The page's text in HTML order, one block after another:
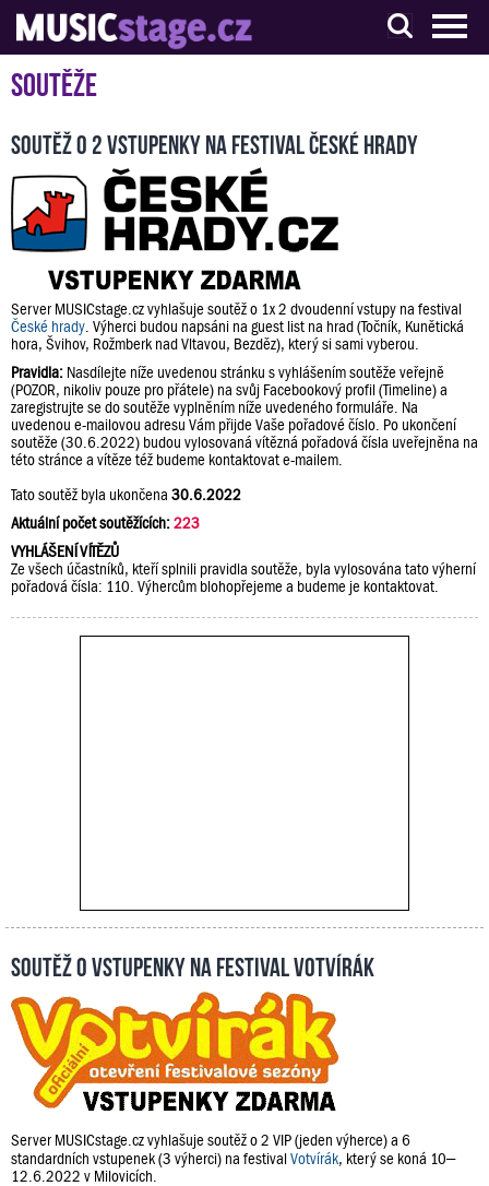
S muzikanty pro muzikanty
Soutěže
Soutěž o 2 vstupenky na festival České hrady
Server MUSICstage.cz vyhlašuje soutěž o 1x 2 dvoudenní vstupy na festival
České hrady . Výherci budou napsáni na guest list na hrad (Točník, Kunětická
hora, Švihov, Rožmberk nad Vltavou, Bezděz), který si sami vyberou.
Pravidla: Nasdílejte níže uvedenou stránku s vyhlášením soutěže veřejně
(POZOR, nikoliv pouze pro přátele) na svůj Facebookový profil (Timeline) a
zaregistrujte se do soutěže vyplněním níže uvedeného formuláře. Na
uvedenou e-mailovou adresu Vám přijde Vaše pořadové číslo. Po ukončení
soutěže (30.6.2022) budou vylosovaná vítězná pořadová čísla uveřejněna na
této stránce a vítěze též budeme kontaktovat e-mailem.
Tato soutěž byla ukončena 30.6.2022
Aktuální počet soutěžících:223
VYHLÁŠENÍ VÍTĚZŮ
Ze všech účastníků, kteří splnili pravidla soutěže, byla vylosována tato výherní
pořadová čísla: 110. Výhercům blohopřejeme a budeme je kontaktovat.
Soutěž o vstupenky na festival Votvírák
Server MUSICstage.cz vyhlašuje soutěž o 2 VIP (jeden výherce) a 6
standardních vstupenek (3 výherci) na festivalVotvírák, který se koná 10–
12.6.2022 v Milovicích.